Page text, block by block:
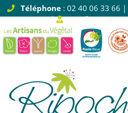
Téléphone: 02 40 06 33 66 |
Tapez 1 |
Service pro: